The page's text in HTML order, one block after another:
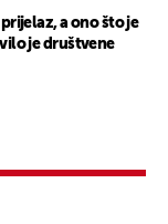
a ono što je
je društvene